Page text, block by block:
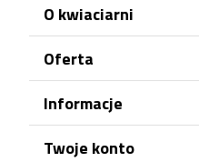
O kwiaciarni
WaszaKwiaciarnia
Tobie!
Posiadamy ponad 20
każdego dnia
Polski. Róże, bukiety,
Oferta
Mapa strony
Informacje
Twoje konto